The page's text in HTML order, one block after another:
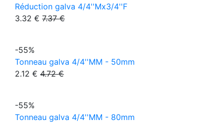
Réduction galva 4/4''Mx3/4''F
3.32 € 7.37 €
-55%
Tonneau galva 4/4''MM - 50mm
2.12 € 4.72 €
-55%
Tonneau galva 4/4''MM - 80mm